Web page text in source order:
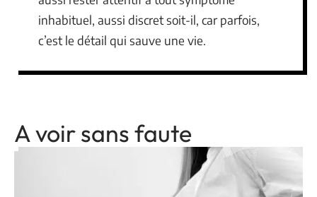
inhabituel, aussi discret soit-il, car parfois,
c’est le détail qui sauve une vie.
A voir sans faute